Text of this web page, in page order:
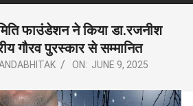
फाउंडेशन ने किया डा.रजनीश
गौरव पुरस्कार से सम्मानित
ON: JUNE 9, 2025